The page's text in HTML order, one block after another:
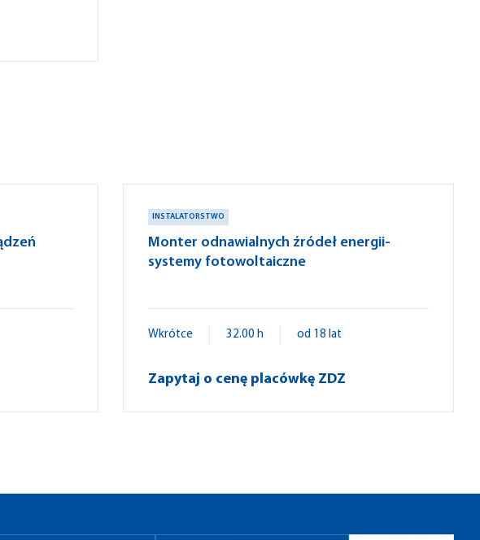
INSTALATORSTWO
Monter odnawialnych źródeł energii-
systemy fotowoltaiczne
Wkrótce 32.00 h od 18 lat
Zapytaj o cenę placówkę ZDZ